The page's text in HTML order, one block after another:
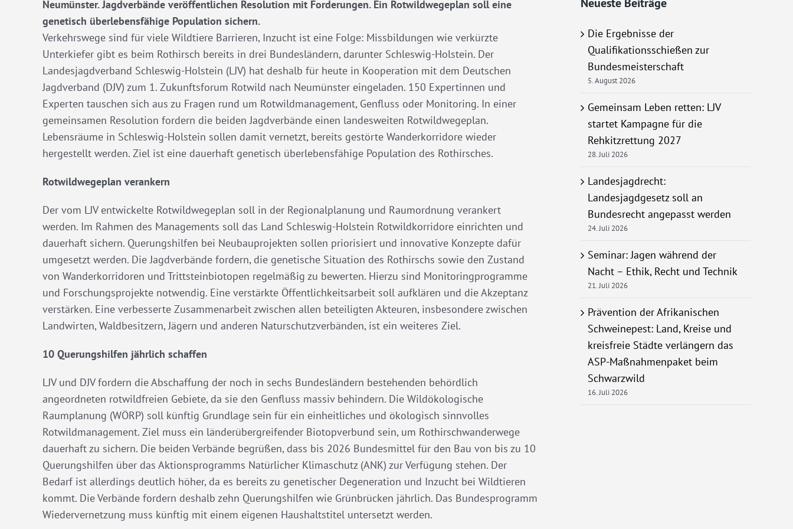
Neumünster. Jagdverbände veröffentlichen Resolution mit Forderungen. Ein Rotwildwegeplan soll eine
genetisch überlebensfähige Population sichern.
Verkehrswege sind für viele Wildtiere Barrieren, Inzucht ist eine Folge: Missbildungen wie verkürzte
Unterkiefer gibt es beim Rothirsch bereits in drei Bundesländern, darunter Schleswig-Holstein. Der
Landesjagdverband Schleswig-Holstein (LJV) hat deshalb für heute in Kooperation mit dem Deutschen
Jagdverband (DJV) zum 1. Zukunftsforum Rotwild nach Neumünster eingeladen. 150 Expertinnen und
Experten tauschen sich aus zu Fragen rund um Rotwildmanagement, Genfluss oder Monitoring. In einer
gemeinsamen Resolution fordern die beiden Jagdverbände einen landesweiten Rotwildwegeplan.
Lebensräume in Schleswig-Holstein sollen damit vernetzt, bereits gestörte Wanderkorridore wieder
hergestellt werden. Ziel ist eine dauerhaft genetisch überlebensfähige Population des Rothirsches.
Rotwildwegeplan verankern
Der vom LJV entwickelte Rotwildwegeplan soll in der Regionalplanung und Raumordnung verankert
werden. Im Rahmen des Managements soll das Land Schleswig-Holstein Rotwildkorridore einrichten und
dauerhaft sichern. Querungshilfen bei Neubauprojekten sollen priorisiert und innovative Konzepte dafür
umgesetzt werden. Die Jagdverbände fordern, die genetische Situation des Rothirschs sowie den Zustand
von Wanderkorridoren und Trittsteinbiotopen regelmäßig zu bewerten. Hierzu sind Monitoringprogramme
und Forschungsprojekte notwendig. Eine verstärkte Öffentlichkeitsarbeit soll aufklären und die Akzeptanz
verstärken. Eine verbesserte Zusammenarbeit zwischen allen beteiligten Akteuren, insbesondere zwischen
Landwirten, Waldbesitzern, Jägern und anderen Naturschutzverbänden, ist ein weiteres Ziel.
10 Querungshilfen jährlich schaffen
LJV und DJV fordern die Abschaffung der noch in sechs Bundesländern bestehenden behördlich
angeordneten rotwildfreien Gebiete, da sie den Genfluss massiv behindern. Die Wildökologische
Raumplanung (WÖRP) soll künftig Grundlage sein für ein einheitliches und ökologisch sinnvolles
Rotwildmanagement. Ziel muss ein länderübergreifender Biotopverbund sein, um Rothirschwanderwege
dauerhaft zu sichern. Die beiden Verbände begrüßen, dass bis 2026 Bundesmittel für den Bau von bis zu 10
Querungshilfen über das Aktionsprogramms Natürlicher Klimaschutz (ANK) zur Verfügung stehen. Der
Bedarf ist allerdings deutlich höher, da es bereits zu genetischer Degeneration und Inzucht bei Wildtieren
kommt. Die Verbände fordern deshalb zehn Querungshilfen wie Grünbrücken jährlich. Das Bundesprogramm
Wiedervernetzung muss künftig mit einem eigenen Haushaltstitel untersetzt werden.
Die Ergebnisse der
Qualifikationsschießen zur
Bundesmeisterschaft
5. August 2026
Gemeinsam Leben retten: LJV
startet Kampagne für die
Rehkitzrettung 2027
28. Juli 2026
Landesjagdrecht:
Landesjagdgesetz soll an
Bundesrecht angepasst werden
24. Juli 2026
Seminar: Jagen während der
Nacht – Ethik, Recht und Technik
21. Juli 2026
Prävention der Afrikanischen
Schweinepest: Land, Kreise und
kreisfreie Städte verlängern das
ASP-Maßnahmenpaket beim
Schwarzwild
16. Juli 2026